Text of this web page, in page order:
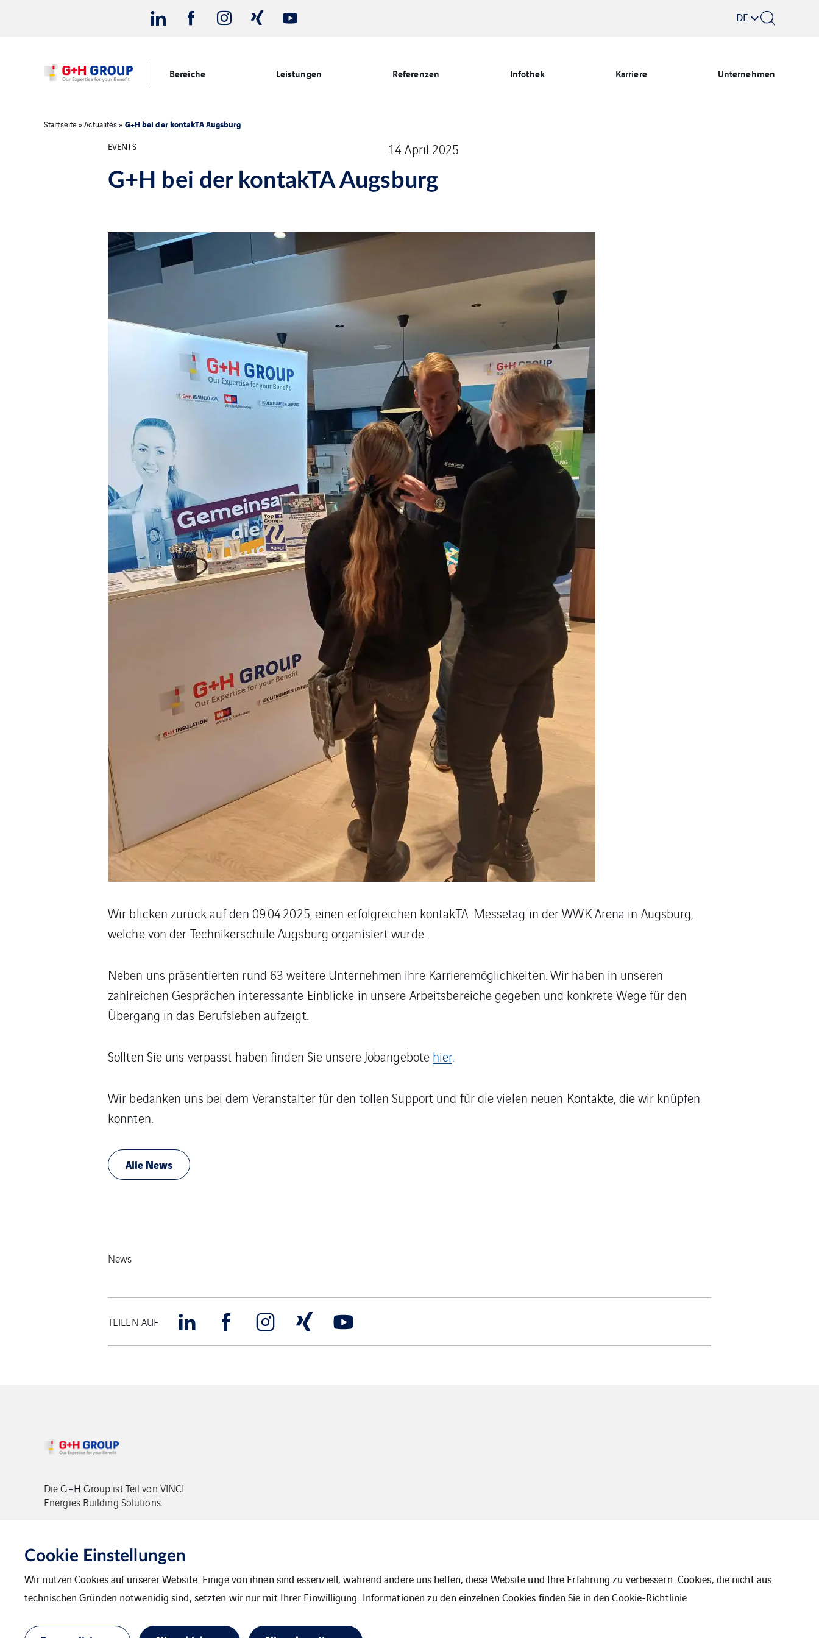
DE
Bereiche Leistungen Referenzen Infothek Karriere Unternehmen
Startseite »Actualités» G+H bei der kontakTA Augsburg
EVENTS
14 April 2025
G+H bei der kontakTA Augsburg
Wir blicken zurück auf den 09.04.2025, einen erfolgreichen kontakTA-Messetag in der WWK Arena in Augsburg,
welche von der Technikerschule Augsburg organisiert wurde.
Neben uns präsentierten rund 63 weitere Unternehmen ihre Karrieremöglichkeiten. Wir haben in unseren
zahlreichen Gesprächen interessante Einblicke in unsere Arbeitsbereiche gegeben und konkrete Wege für den
Übergang in das Berufsleben aufzeigt.
Sollten Sie uns verpasst haben finden Sie unsere Jobangebote hier.
Wir bedanken uns bei dem Veranstalter für den tollen Support und für die vielen neuen Kontakte, die wir knüpfen
konnten.
Alle News
News
TEILEN AUF
Die G+H Group ist Teil von VINCI
Energies Building Solutions.
Kontakt Datenschutz Impressum Cookies Sitemap
Cookie Einstellungen
Wir nutzen Cookies auf unserer Website. Einige von ihnen sind essenziell, während andere uns helfen, diese Website und Ihre Erfahrung zu verbessern. Cookies, die nicht aus
technischen Gründen notwenidig sind, setzten wir nur mit Ihrer Einwilligung. Informationen zu den einzelnen Cookies finden Sie in denCookie-Richtlinie